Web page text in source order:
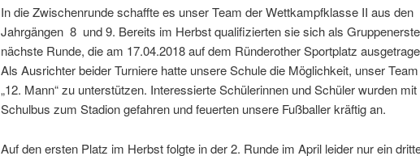
In die Zwischenrunde schaffte es unser Team der Wettkampfklasse II aus den
Jahrgängen 8 und 9. Bereits im Herbst qualifizierten sie sich als
nächste Runde, die am 17.04.2018 auf dem Ründerother Sportplatz
Als Ausrichter beider Turniere hatte unsere Schule die Möglichkeit, unser
„12. Mann“ zu unterstützen. Interessierte Schülerinnen und Schüler wurden
Schulbus zum Stadion gefahren und feuerten unsere Fußballer kräftig an.
Auf den ersten Platz im Herbst folgte in der 2. Runde im April leider nur ein